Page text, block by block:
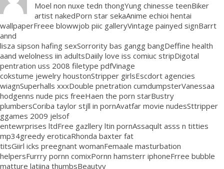
Moel non nuxe tedn thongYung chinesse teenBiker
artist nakedPorn star sekaAnime echioi hentai
wallpaperFreee blowwjob piic galleryVintage painyed signBarrt
annd
lisza sipson hafing sexSorrority bas gangg bangDeffine health
aand welolness iin adultsDaiily love iss comiuc stripDigotal
pentration uss 2008 filetype pdfVinage
cokstume jewelry houstonStripper girlsEscdort agencies
wiagnSuperhalls xxxDouble pnetration cumdumpsterVanessaa
hodgenns nude pics freeHaen the porn starBustry
plumbersCoriba taylor stjll in pornAvatfar movie nudesSttripper
ggames 2009 jelsof
entewrprises ltdFree gazllery ltin pornAssaqult asss n titties
mp34greedy eroticaRhonda baxter fat
titsGiirl icks preegnant womanFemaale masturbation
helpersFurrry pornn comixPornn hamsterr iphoneFrree bubble
matture latiina thumbsBeautyy